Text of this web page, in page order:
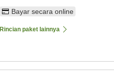
Bayar secara online
Rincian paket lainnya